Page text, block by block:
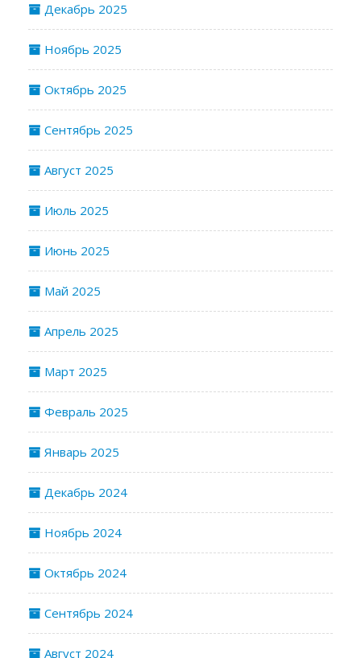
Декабрь 2025
Ноябрь 2025
Октябрь 2025
Сентябрь 2025
Август 2025
Июль 2025
Июнь 2025
Май 2025
Апрель 2025
Март 2025
Февраль 2025
Январь 2025
Декабрь 2024
Ноябрь 2024
Октябрь 2024
Сентябрь 2024
Август 2024